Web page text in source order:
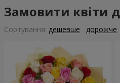
Замовити квіти
Сортування: дешевше дорожче